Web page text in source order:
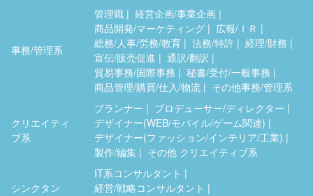
事務/管理系
管理職
経営企画/事業企画
商品開発/マーケティング
広報/ＩＲ
総務/人事/労務/教育
法務/特許
経理/財務
宣伝/販売促進
通訳/翻訳
貿易事務/国際事務
秘書/受付/一般事務
商品管理/購買/仕入/物流
その他事務/管理系
クリエイティ
ブ系
プランナー
プロデューサー/ディレクター
デザイナー(WEB/モバイル/ゲーム関連)
デザイナー(ファッション/インテリア/工業)
製作/編集
その他 クリエイティブ系
シンクタン
IT系コンサルタント
経営/戦略コンサルタント